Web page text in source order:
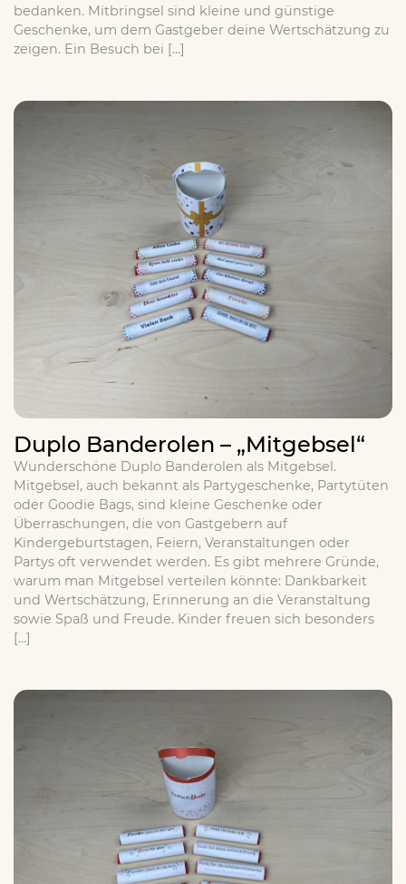
bedanken. Mitbringsel sind kleine und günstige
Geschenke, um dem Gastgeber deine Wertschätzung zu
zeigen. Ein Besuch bei […]
Duplo Banderolen – „Mitgebsel“
Wunderschöne Duplo Banderolen als Mitgebsel.
Mitgebsel, auch bekannt als Partygeschenke, Partytüten
oder Goodie Bags, sind kleine Geschenke oder
Überraschungen, die von Gastgebern auf
Kindergeburtstagen, Feiern, Veranstaltungen oder
Partys oft verwendet werden. Es gibt mehrere Gründe,
warum man Mitgebsel verteilen könnte: Dankbarkeit
und Wertschätzung, Erinnerung an die Veranstaltung
sowie Spaß und Freude. Kinder freuen sich besonders
[…]